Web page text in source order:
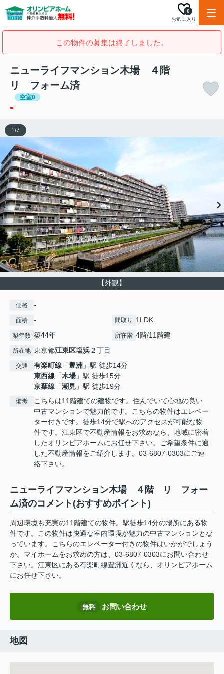
お気に入り
0
この物件の募集は終了しました。
ニューライフマンション木場 ４階
リ フォーム済
空室0
-
【外観】
1/7
価格 -
面積 - 間取り 1LDK
築年数 築44年 所在階 4階/11階建
所在地 東京都江東区塩浜２丁目
交通 有楽町線 「豊洲 」駅 徒歩14分
東西線 「木場」駅 徒歩15分
京葉線 「潮見 」駅 徒歩19分
備考
こちらは11階建ての建物です。住んでいて心地の良い
中古マンションで魅力的です。こちらの物件はエレベー
ター付きです。徒歩14分で駅へのアクセスが可能な物
件です。江東区で不動産情報をお求めなら、地域に密着
したオリンピアホームにお任せ下さい。ご希望条件に適
した不動産情報をご紹介します。03-6807-0303にご連
絡下さい。
ニューライフマンション木場 ４階 リ フォー
ム済のコメント(おすすめポイント)
周辺環境も充実の11階建ての物件。駅徒歩14分の場所にある物
件です。この物件は快適な室内環境が魅力の中古マンションとな
っています。こちらのエレベーター付きの物件はいかがでしょう
か。マイホームをお求めの方は、03-6807-0303にお問い合わせ
下さい。江東区にある有楽町線豊洲近くなら、オリンピアホーム
にお任せ下さい。
無料 お問い合わせ
地図